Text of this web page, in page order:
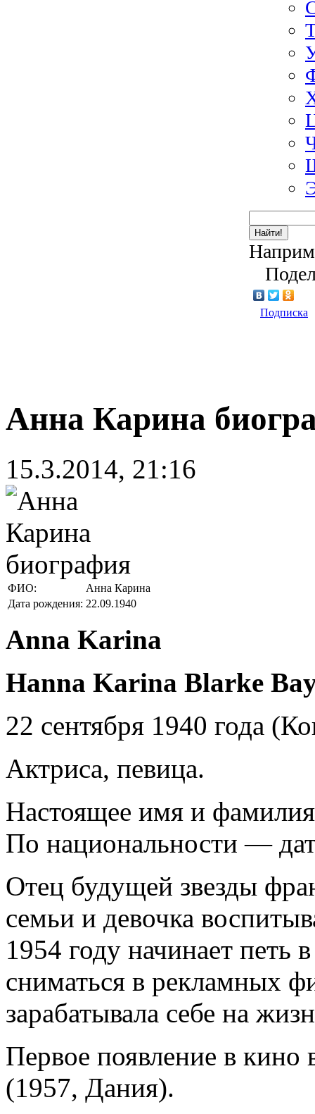
Найти!
Подписка
Анна Карина
15.3.2014, 21:16
ФИО:
Анна Карина
Дата рождения: 22.09.1940
Anna Karina
Hanna Karina Blarke
22 сентября 1940 года
Актриса, певица.
Настоящее имя и
По национальности —
Отец будущей звезды
семьи и девочка
1954 году начинает петь
сниматься в рекламных
зарабатывала себе на
Первое появление в
(1957, Дания).